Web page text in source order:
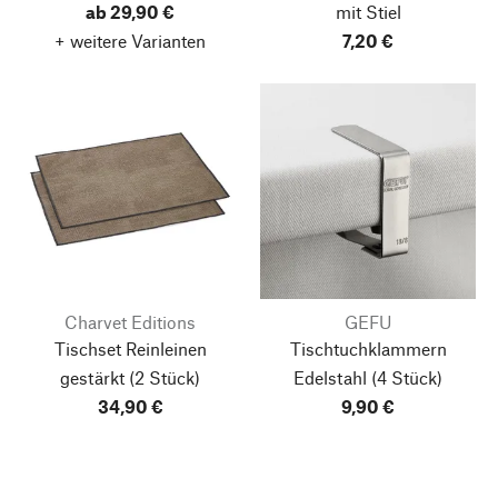
ab 29,90 €
+ weitere Varianten
mit Stiel
7,20 €
Charvet Editions
Tischset Reinleinen
gestärkt (2 Stück)
34,90 €
GEFU
Tischtuchklammern
Edelstahl (4 Stück)
9,90 €